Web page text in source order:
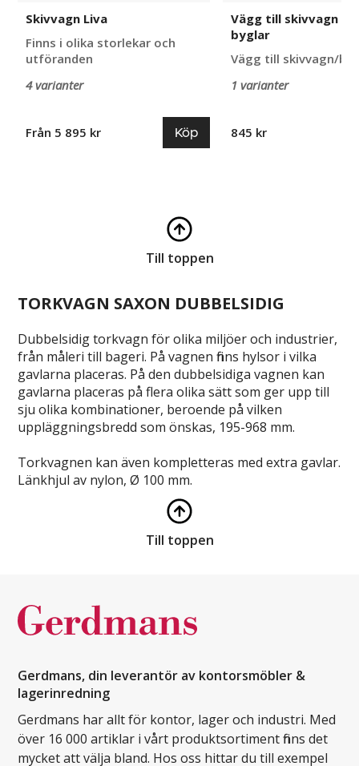
Skivvagn Liva
Finns i olika storlekar och
utföranden
4 varianter
Från 5 895 kr Köp
Vägg till skivvagn
byglar
Vägg till skivvagn/
1 varianter
845 kr
Till toppen
TORKVAGN SAXON DUBBELSIDIG
Dubbelsidig torkvagn för olika miljöer och industrier,
från måleri till bageri. På vagnen finns hylsor i vilka
gavlarna placeras. På den dubbelsidiga vagnen kan
gavlarna placeras på flera olika sätt som ger upp till
sju olika kombinationer, beroende på vilken
uppläggningsbredd som önskas, 195-968 mm.
Torkvagnen kan även kompletteras med extra gavlar.
Länkhjul av nylon, Ø 100 mm.
Till toppen
Gerdmans, din leverantör av kontorsmöbler &
lagerinredning
Gerdmans har allt för kontor, lager och industri. Med
över 16 000 artiklar i vårt produktsortiment finns det
mycket att välja bland. Hos oss hittar du till exempel